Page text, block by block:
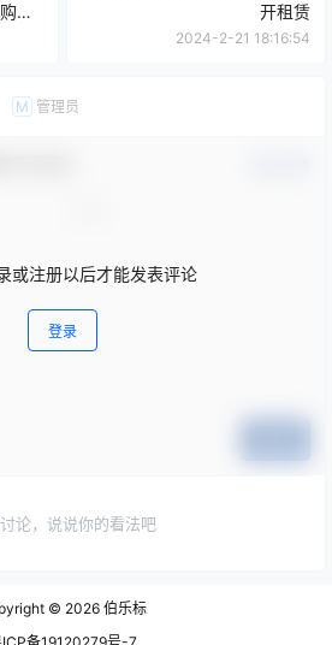
项
开租赁
2024-2-21 18:16:54
M 管理员
或注册以后才能发表评论
登录
论，说说你的看法吧
© 2026 伯乐标